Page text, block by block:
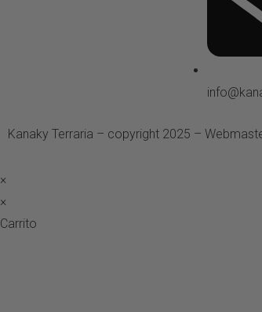
Kanaky Terraria – copyright 2025 –
×
×
Carrito